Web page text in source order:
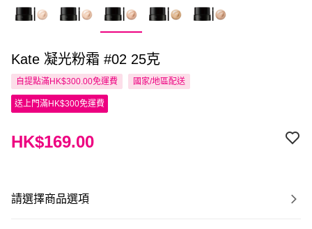
Kate 凝光粉霜 #02 25克
自提點滿HK$300.00免運費 國家/地區配送
送上門滿HK$300免運費
HK$169.00
請選擇商品選項